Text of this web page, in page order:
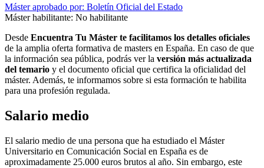
Máster aprobado por: Boletín Oficial del Estado
Máster habilitante: No habilitante
Desde Encuentra Tu Máster te facilitamos los detalles oficiales
de la amplia oferta formativa de masters en España. En caso de que
la información sea pública, podrás ver la versión más actualizada
del temario y el documento oficial que certifica la oficialidad del
máster. Además, te informamos sobre si esta formación te habilita
para una profesión regulada.
Salario medio
El salario medio de una persona que ha estudiado el Máster
Universitario en Comunicación Social en España es de
aproximadamente 25.000 euros brutos al año. Sin embargo, este